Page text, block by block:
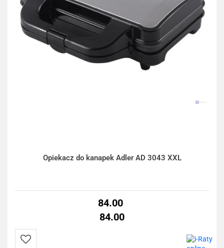
Opiekacz do kanapek Adler AD 3043 XXL
84.00
84.00